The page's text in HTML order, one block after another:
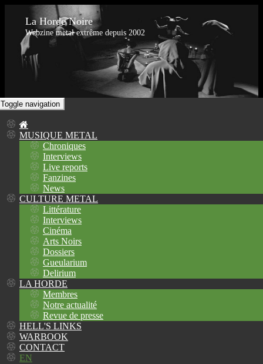
La Horde Noire
Webzine metal extrême depuis 2002
Toggle navigation
MUSIQUE METAL
Chroniques
Interviews
Live reports
Fanzines
News
CULTURE METAL
Littérature
Interviews
Cinéma
Arts Noirs
Dossiers
Gueularium
Delirium
LA HORDE
Membres
Notre actualité
Revue de presse
HELL'S LINKS
WARBOOK
CONTACT
EN